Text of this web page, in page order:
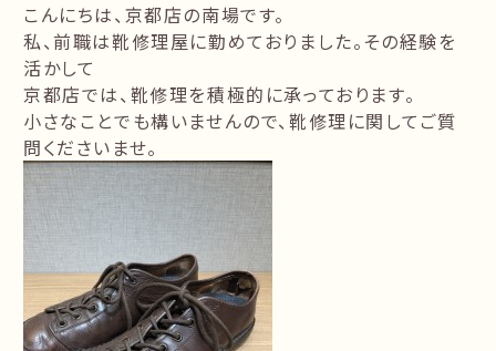
こんにちは、京都店の南場です。
私、前職は靴修理屋に勤めておりました。その経験を
活かして
京都店では、靴修理を積極的に承っております。
小さなことでも構いませんので、靴修理に関してご質
問くださいませ。